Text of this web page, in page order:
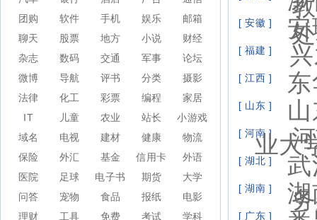
团购
软件 手机 娱乐
邮箱
聊天
股票 地方 小说
财经
杂志
数码 交通 军事
论坛
微博
导航 评书 分类
摄影
法律
化工 彩票 编程
家居
IT
儿童 农业 站长
小游戏
域名
电视 建材 健康
物流
保险
外汇 基金 信用卡
外语
医院
足球 电子书 期货
大学
问答
宠物 食品 报纸
电影
理财
工具 免费 考试
学科
[ 安徽 ]
[ 福建 ]
[ 江西 ]
[ 山东 ]
业大
[ 河南 ]
[ 湖北 ]
[ 湖南 ]
[ 广东 ]